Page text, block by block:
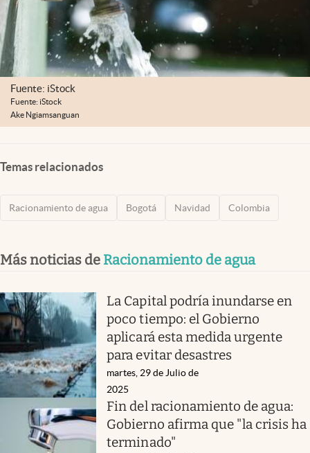
Fuente: iStock
Fuente: iStock
Ake Ngiamsanguan
Temas relacionados
Racionamiento de agua Bogotá Navidad Colombia
Más noticias de Racionamiento de agua
La Capital podría inundarse en
poco tiempo: el Gobierno
aplicará esta medida urgente
para evitar desastres
martes, 29 de Julio de
2025
Fin del racionamiento de agua:
Gobierno afirma que "la crisis ha
terminado"